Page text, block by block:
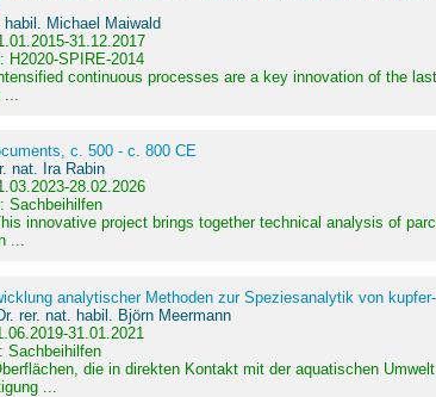
habil. Michael Maiwald
31.12.2017
H2020-SPIRE-2014
continuous processes are a key innovation of the
c. 500 - c. 800 CE
nat. Ira Rabin
28.02.2026
Sachbeihilfen
innovative project brings together technical analysis of
...
analytischer Methoden zur Speziesanalytik von
rer. nat. habil. Björn Meermann
31.01.2021
Sachbeihilfen
die in direkten Kontakt mit der aquatischen
...